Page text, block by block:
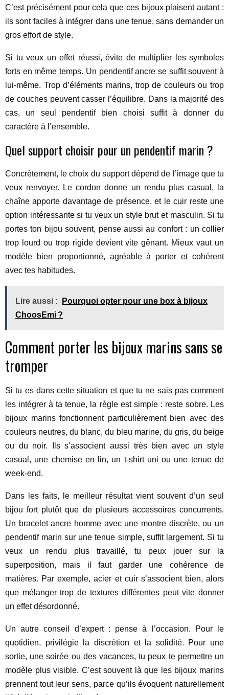
C’est précisément pour cela que ces bijoux plaisent autant :
ils sont faciles à intégrer dans une tenue, sans demander un
gros effort de style.
Si tu veux un effet réussi, évite de multiplier les symboles
forts en même temps. Un pendentif ancre se suffit souvent à
lui-même. Trop d’éléments marins, trop de couleurs ou trop
de couches peuvent casser l’équilibre. Dans la majorité des
cas, un seul pendentif bien choisi suffit à donner du
caractère à l’ensemble.
Quel support choisir pour un pendentif marin ?
Concrètement, le choix du support dépend de l’image que tu
veux renvoyer. Le cordon donne un rendu plus casual, la
chaîne apporte davantage de présence, et le cuir reste une
option intéressante si tu veux un style brut et masculin. Si tu
portes ton bijou souvent, pense aussi au confort : un collier
trop lourd ou trop rigide devient vite gênant. Mieux vaut un
modèle bien proportionné, agréable à porter et cohérent
avec tes habitudes.
Lire aussi :
Pourquoi opter pour une box à bijoux
ChoosEmi ?
Comment porter les bijoux marins sans se
tromper
Si tu es dans cette situation et que tu ne sais pas comment
les intégrer à ta tenue, la règle est simple : reste sobre. Les
bijoux marins fonctionnent particulièrement bien avec des
couleurs neutres, du blanc, du bleu marine, du gris, du beige
ou du noir. Ils s’associent aussi très bien avec un style
casual, une chemise en lin, un t-shirt uni ou une tenue de
week-end.
Dans les faits, le meilleur résultat vient souvent d’un seul
bijou fort plutôt que de plusieurs accessoires concurrents.
Un bracelet ancre homme avec une montre discrète, ou un
pendentif marin sur une tenue simple, suffit largement. Si tu
veux un rendu plus travaillé, tu peux jouer sur la
superposition, mais il faut garder une cohérence de
matières. Par exemple, acier et cuir s’associent bien, alors
que mélanger trop de textures différentes peut vite donner
un effet désordonné.
Un autre conseil d’expert : pense à l’occasion. Pour le
quotidien, privilégie la discrétion et la solidité. Pour une
sortie, une soirée ou des vacances, tu peux te permettre un
modèle plus visible. C’est souvent là que les bijoux marins
prennent tout leur sens, parce qu’ils évoquent naturellement